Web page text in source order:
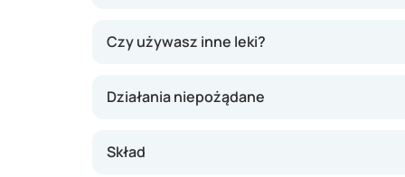
Czy używasz inne leki?
Działania niepożądane
Skład